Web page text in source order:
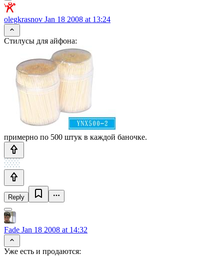
olegkrasnov Jan 18 2008 at 13:24
Стилусы для айфона:
примерно по 500 штук в каждой баночке.
Reply
Fade Jan 18 2008 at 14:32
Уже есть и продаются: